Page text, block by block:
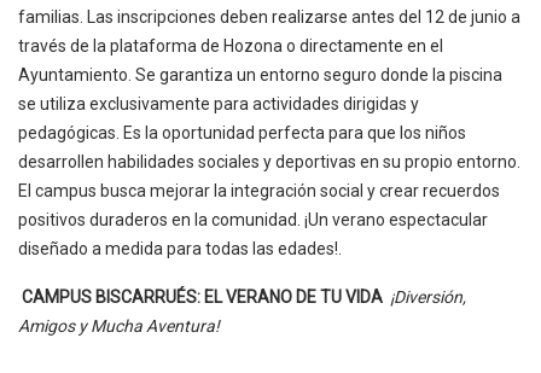
familias. Las inscripciones deben realizarse antes del 12 de junio a
través de la plataforma de Hozona o directamente en el
Ayuntamiento. Se garantiza un entorno seguro donde la piscina
se utiliza exclusivamente para actividades dirigidas y
pedagógicas. Es la oportunidad perfecta para que los niños
desarrollen habilidades sociales y deportivas en su propio entorno.
El campus busca mejorar la integración social y crear recuerdos
positivos duraderos en la comunidad. ¡Un verano espectacular
diseñado a medida para todas las edades!.
CAMPUS BISCARRUÉS: EL VERANO DE TU VIDA ¡Diversión,
Amigos y Mucha Aventura!